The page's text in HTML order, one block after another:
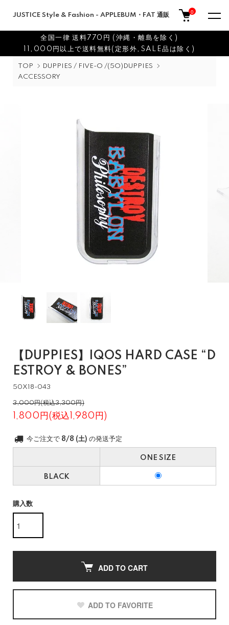
JUSTICE Style & Fashion - APPLEBUM・FAT 通販 0
全国一律 送料770円 (沖縄・離島を除く)
11,000円以上で送料無料(定形外,SALE品は除く)
TOP
DUPPIES / FIVE-O /(5O)DUPPIES
ACCESSORY
【DUPPIES】IQOS HARD CASE “D
ESTROY & BONES”
50X18-043
3,000円(税込3,300円)
1,800円(税込1,980円)
今ご注文で 8/8 (土) の発送予定
ONE SIZE
BLACK
購入数
ADD TO CART
ADD TO FAVORITE